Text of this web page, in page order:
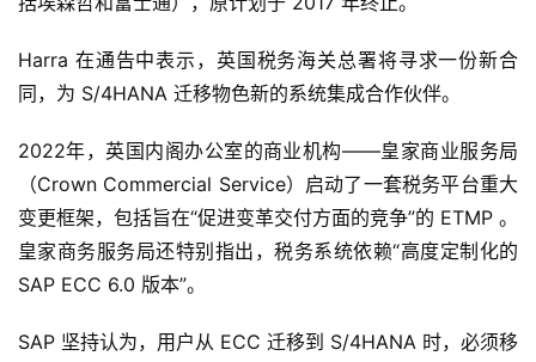
Harra 在通告中表示，英国税务海关总署将寻求一份新合
同，为 S/4HANA 迁移物色新的系统集成合作伙伴。
2022年，英国内阁办公室的商业机构——皇家商业服务局
（Crown Commercial Service）启动了一套税务平台重大
变更框架，包括旨在“促进变革交付方面的竞争”的 ETMP 。
皇家商务服务局还特别指出，税务系统依赖“高度定制化的
SAP ECC 6.0 版本”。
SAP 坚持认为，用户从 ECC 迁移到 S/4HANA 时，必须移